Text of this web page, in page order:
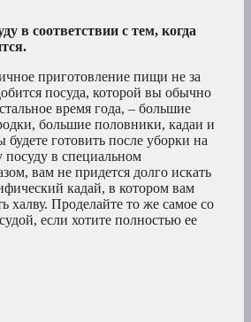
в соответствии с тем, когда
приготовление пищи не за
посуда, которой вы обычно
время года, – большие
большие половники, кадаи и
будете готовить после уборки на
посуду в специальном
вам не придется долго искать
кадай, в котором вам
халву. Проделайте то же самое со
если хотите полностью ее